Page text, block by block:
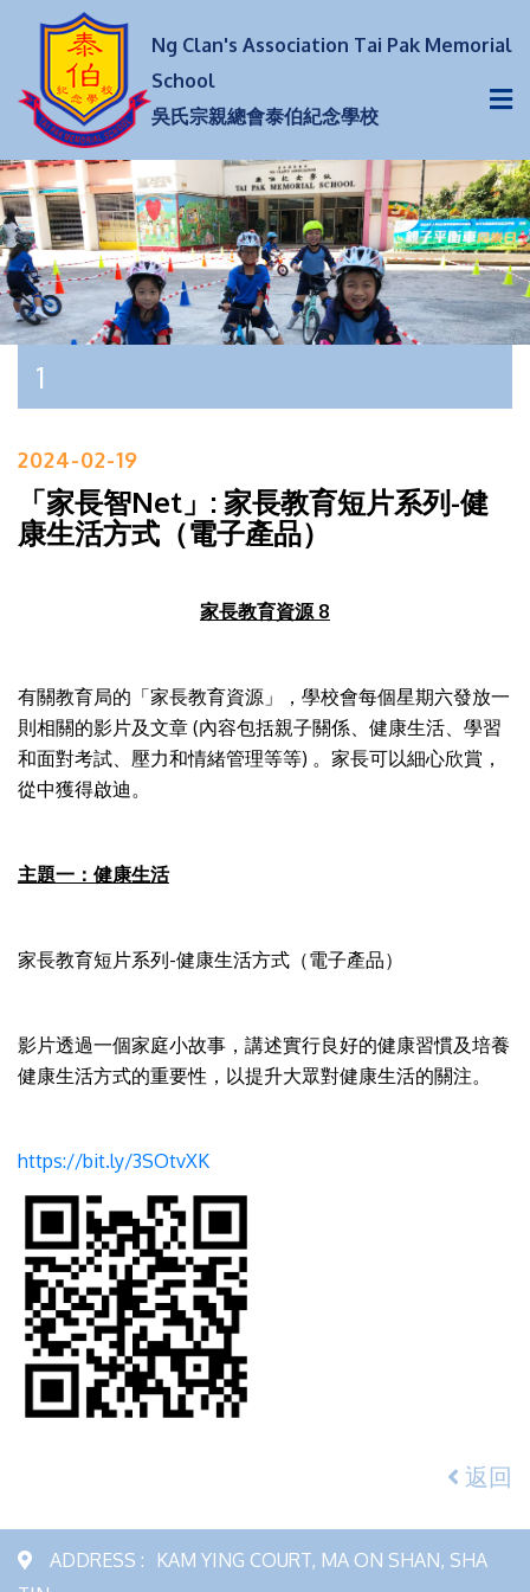
Ng Clan's Association Tai Pak Memorial
School
吳氏宗親總會泰伯紀念學校
1
2024-02-19
「家長智Net」: 家長教育短片系列-健
康生活方式（電子產品）
家長教育資源 8
有關教育局的「家長教育資源」，學校會每個星期六發放一
則相關的影片及文章 (內容包括親子關係、健康生活、學習
和面對考試、壓力和情緒管理等等) 。家長可以細心欣賞，
從中獲得啟迪。
主題一：健康生活
家長教育短片系列-健康生活方式（電子產品）
影片透過一個家庭小故事，講述實行良好的健康習慣及培養
健康生活方式的重要性，以提升大眾對健康生活的關注。
https://bit.ly/3SOtvXK
返回
ADDRESS : KAM YING COURT, MA ON SHAN, SHA